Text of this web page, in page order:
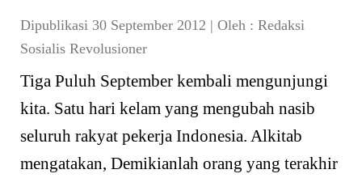
Dipublikasi 30 September 2012 | Oleh : Redaksi
Sosialis Revolusioner
Tiga Puluh September kembali mengunjungi
kita. Satu hari kelam yang mengubah nasib
seluruh rakyat pekerja Indonesia. Alkitab
mengatakan, Demikianlah orang yang terakhir